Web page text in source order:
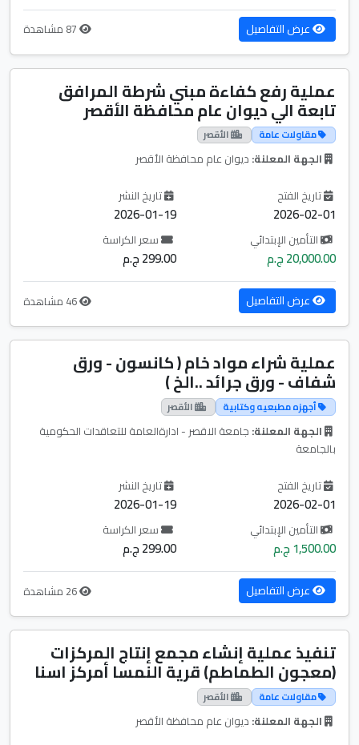
عرض التفاصيل
عملية رفع كفاءة مبني شرطة المرافق
تابعة الي ديوان عام محافظة الأقصر
مقاولات عامة الأقصر
الجهة المعلنة: ديوان عام محافظة الأقصر
تاريخ الفتح
2026-02-01
تاريخ النشر
2026-01-19
التأمين الإبتدائي
20,000.00 ج.م
سعر الكراسة
299.00 ج.م
عرض التفاصيل
عملية شراء مواد خام ( كانسون - ورق
شفاف - ورق جرائد ..الخ )
أجهزه مطبعيه وكتابية الأقصر
الجهة المعلنة: جامعة الاقصر - ادارةالعامة للتعاقدات الحكومية
بالجامعة
تاريخ الفتح
2026-02-01
تاريخ النشر
2026-01-19
التأمين الإبتدائي
1,500.00 ج.م
سعر الكراسة
299.00 ج.م
عرض التفاصيل
تنفيذ عملية إنشاء مجمع إنتاج المركزات
(معجون الطماطم) قرية النمسا أمركز اسنا
مقاولات عامة الأقصر
الجهة المعلنة: ديوان عام محافظة الأقصر